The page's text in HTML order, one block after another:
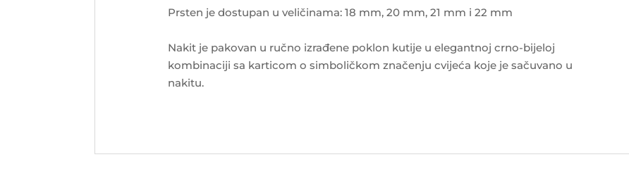
Prsten je dostupan u veličinama: 18 mm, 20 mm, 21 mm i 22 mm
Nakit je pakovan u ručno izrađene poklon kutije u elegantnoj crno-bijeloj
kombinaciji sa karticom o simboličkom značenju cvijeća koje je sačuvano u
nakitu.